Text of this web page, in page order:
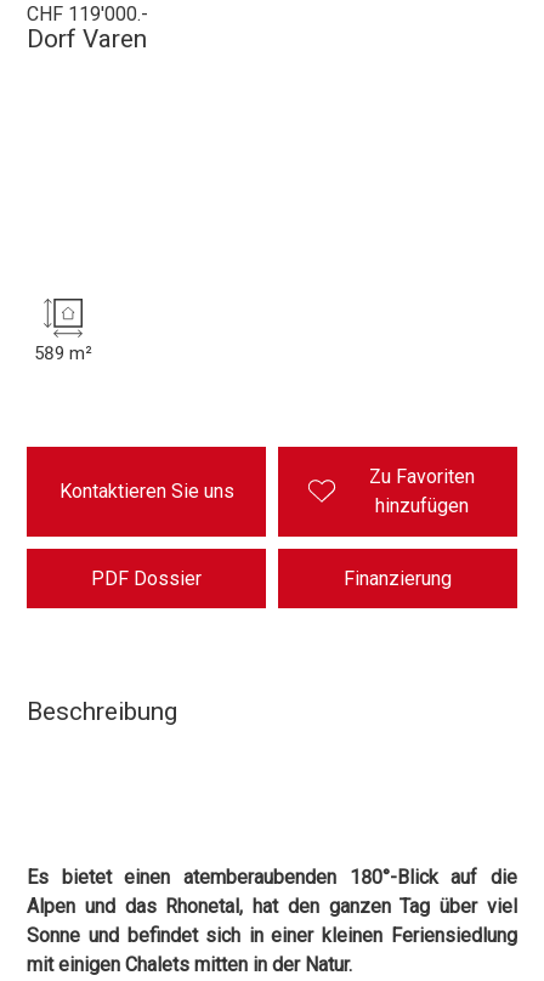
CHF 119'000.-
Dorf Varen
589 m²
Kontaktieren Sie uns
Zu Favoriten
hinzufügen
PDF Dossier Finanzierung
Beschreibung
Es bietet einen atemberaubenden 180°-Blick auf die
Alpen und das Rhonetal, hat den ganzen Tag über viel
Sonne und befindet sich in einer kleinen Feriensiedlung
mit einigen Chalets mitten in der Natur.